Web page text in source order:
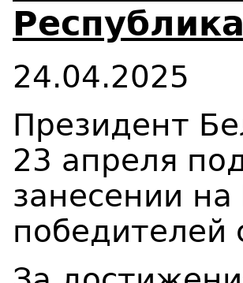
24.04.2025
Президент
23 апреля
занесении
победителей